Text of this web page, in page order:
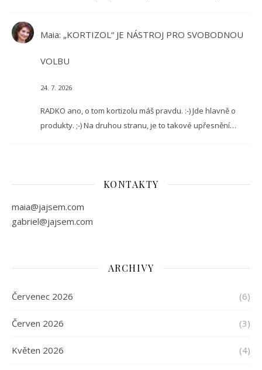
Maia: „KORTIZOL“ JE NÁSTROJ PRO SVOBODNOU
VOLBU
24. 7. 2026
RADKO ano, o tom kortizolu máš pravdu. :-) Jde hlavně o
produkty. ;-) Na druhou stranu, je to takové upřesnění…
KONTAKTY
maia@jajsem.com
gabriel@jajsem.com
ARCHIVY
Červenec 2026 (6)
Červen 2026 (3)
Květen 2026 (4)